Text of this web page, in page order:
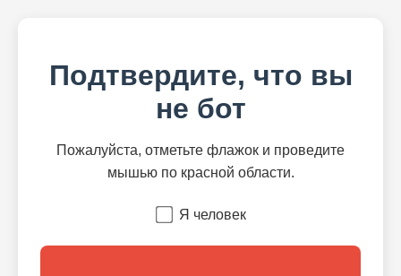
Подтвердите, что вы
не бот
Пожалуйста, отметьте флажок и проведите
мышью по красной области.
Я человек